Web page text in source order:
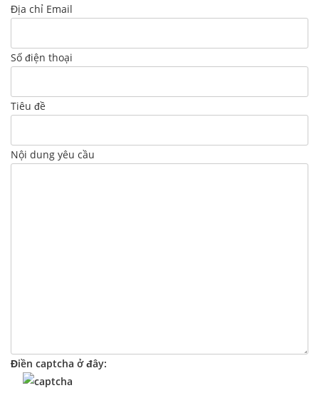
Địa chỉ Email
Số điện thoại
Tiêu đề
Nội dung yêu cầu
Điền captcha ở đây: